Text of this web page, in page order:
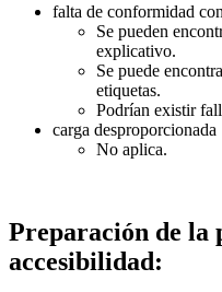
falta de conformidad
Se pueden
explicativo.
Se puede
etiquetas.
Podrían existir
carga desproporcionada
No aplica.
Preparación de la
accesibilidad: